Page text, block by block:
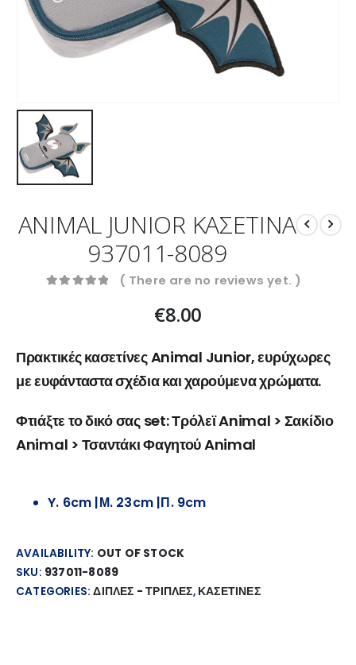
ANIMAL JUNIOR ΚΑΣΕΤΙΝΑ
937011-8089
( There are no reviews yet. )
€8.00
Πρακτικές κασετίνες Animal Junior, ευρύχωρες
με ευφάνταστα σχέδια και χαρούμενα χρώματα.
Φτιάξτε το δικό σας set: Τρόλεϊ Animal > Σακίδιο
Animal > Τσαντάκι Φαγητού Animal
Y. 6cm |Μ. 23cm |Π. 9cm
AVAILABILITY: OUT OF STOCK
SKU: 937011-8089
CATEGORIES:ΔΙΠΛΕΣ - ΤΡΙΠΛΕΣ, ΚΑΣΕΤΙΝΕΣ